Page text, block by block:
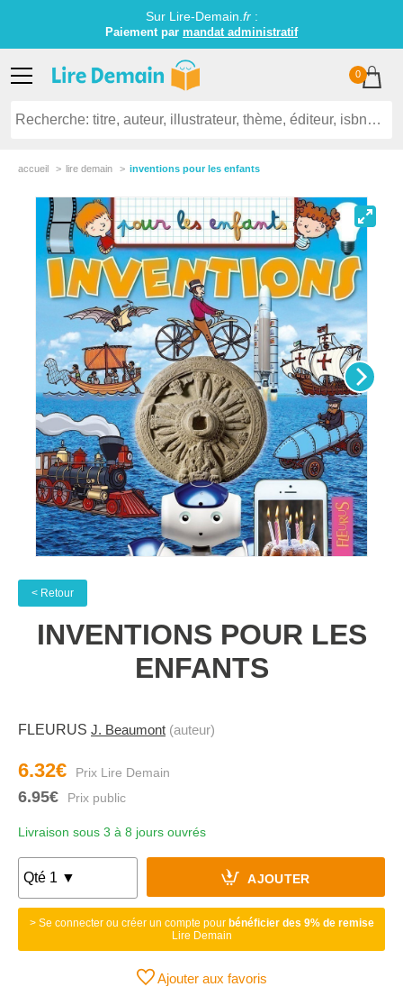
Sur Lire-Demain. fr:
Paiement par mandat administratif
0
accueil lire demain inventions pour les enfants
< Retour
INVENTIONS POUR LES
ENFANTS
FLEURUS J. Beaumont (auteur)
6.32€
6.95€
Livraison sous 3 à 8 jours ouvrés
AJOUTER
> Se connecter ou créer un compte pour bénéficier des 9% de remise
Lire Demain
Ajouter aux favoris